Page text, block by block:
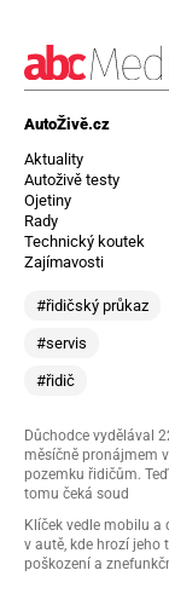
AutoŽivě.cz
Aktuality
Autoživě testy
Ojetiny
Rady
Technický koutek
Zajímavosti
#řidičský průkaz
#servis
#řidič
Důchodce vydělával
měsíčně pronájmem
pozemku řidičům.
tomu čeká soud
Klíček vedle mobilu a
v autě, kde hrozí jeho
poškození a